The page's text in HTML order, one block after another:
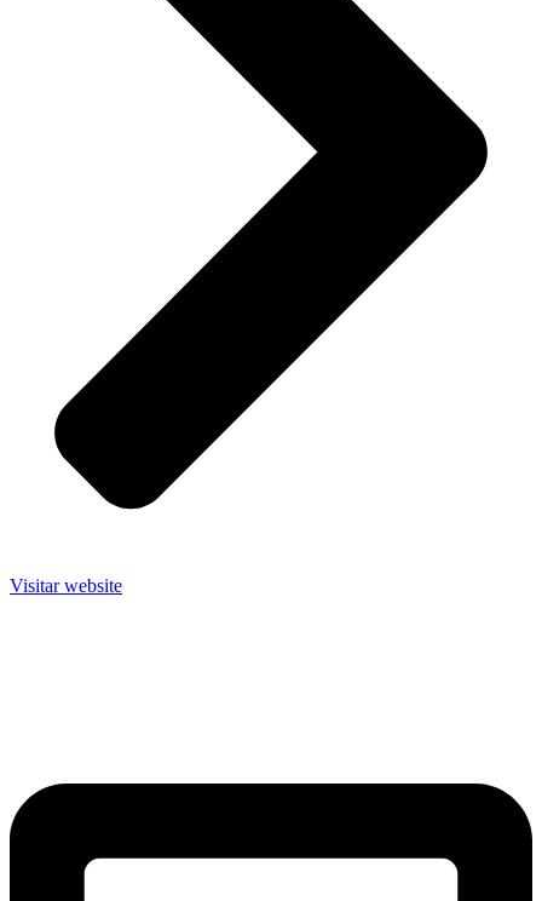
Visitar website